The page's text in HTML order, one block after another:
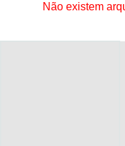
Advocacia-Geral da União
Não existem